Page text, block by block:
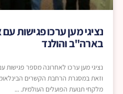
נציגי מען ערכו פגישות
בארה"ב והולנד
נציגי מען ערכו לאחרונה מספר פגישות
וזאת במסגרת הרחבת הקשרים
מלקחי תנועת הפועלים העולמית.